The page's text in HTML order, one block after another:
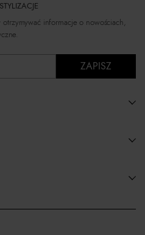
informacje o nowościach,
ZAPISZ